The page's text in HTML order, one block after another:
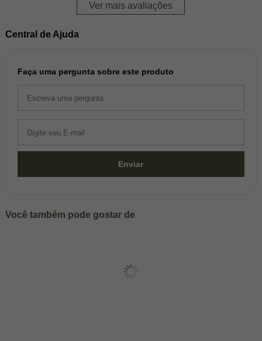
Ver mais avaliações
Central de Ajuda
Faça uma pergunta sobre este produto
Enviar
Você também pode gostar de